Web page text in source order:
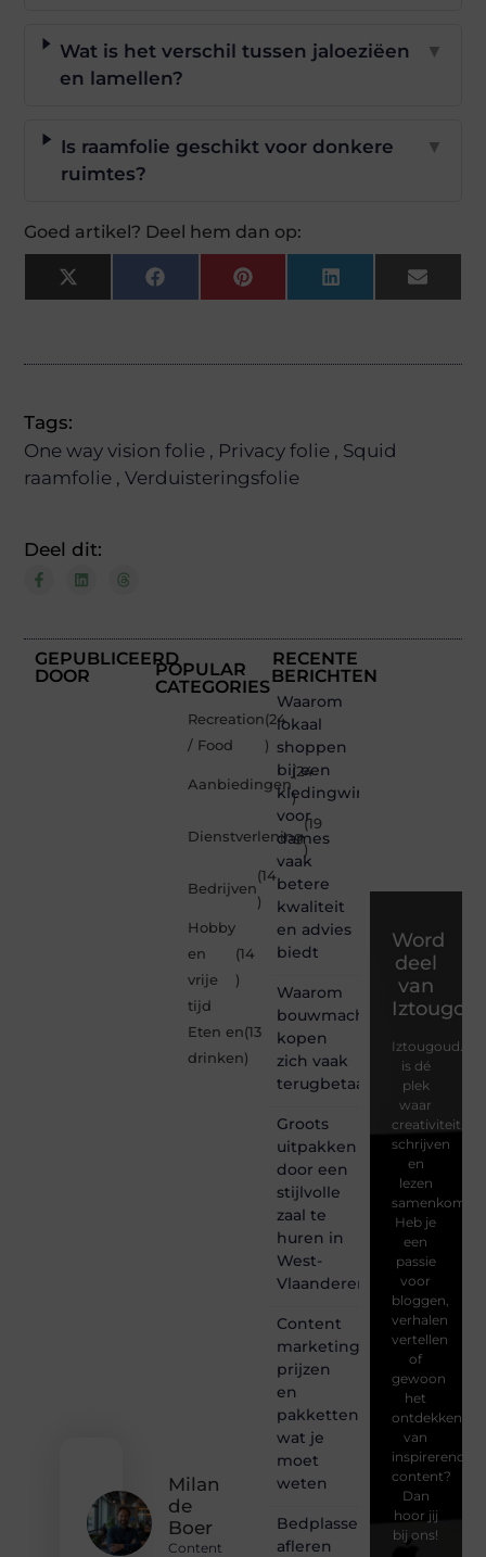
Wat is het verschil tussen jaloeziëen
en lamellen?
▼
Is raamfolie geschikt voor donkere
ruimtes?
▼
Goed artikel? Deel hem dan op:
X
(Twitter)
FacebookPinterestLinkedInEmail
Tags:
One way vision folie , Privacy folie , Squid
raamfolie ,Verduisteringsfolie
Deel dit:
GEPUBLICEERD
DOOR
Milan
de
Boer
Content
POPULAR
CATEGORIES
Recreation
/ Food
(24
)
Aanbiedingen
(24
)
Dienstverlening
(19
)
Bedrijven
(14
)
Hobby
en
vrije
tijd
(14
)
Eten en
drinken
(13
)
RECENTE
BERICHTEN
Waarom
lokaal
shoppen
bij een
kledingwinkel
voor
dames
vaak
betere
kwaliteit
en advies
biedt
Waarom
bouwmachines
kopen
zich vaak
terugbetaalt
Groots
uitpakken
door een
stijlvolle
zaal te
huren in
West-
Vlaanderen
Content
marketing
prijzen
en
pakketten:
wat je
moet
weten
Bedplassen
afleren
Word
deel
van
Iztougoud.be
is dé
plek
waar
creativiteit,
schrijven
en
lezen
samenkomen.
Heb je
een
passie
voor
bloggen,
verhalen
vertellen
of
gewoon
het
ontdekken
van
inspirerende
content?
Dan
hoor jij
bij ons!